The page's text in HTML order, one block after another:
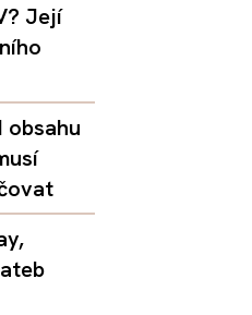
Její
obsahu